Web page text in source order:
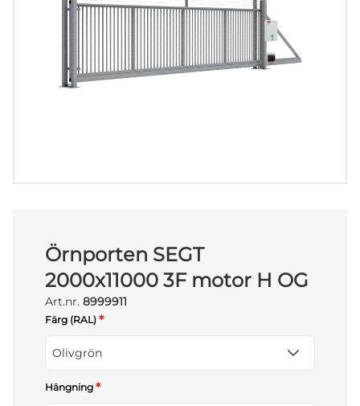
Örnporten SEGT
2000x11000 3F motor H OG
Art.nr. 8999911
Färg (RAL) *
Olivgrön
Hängning *